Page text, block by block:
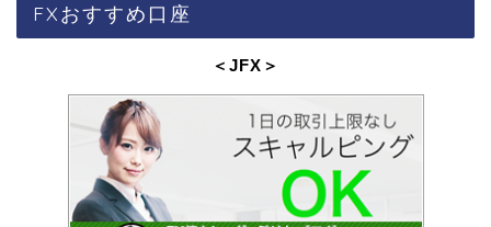
FXおすすめ口座
＜JFX ＞